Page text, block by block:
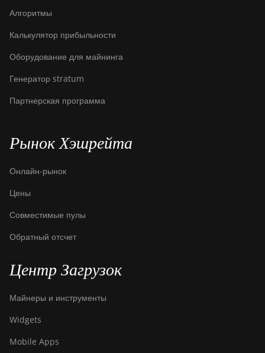
Алгоритмы
Калькулятор прибыльности
Оборудование для майнинга
Генератор stratum
Партнерская программа
Рынок Хэшрейта
Онлайн-рынок
Цены
Совместимые пулы
Обратный отсчет
Центр Загрузок
Майнеры и инструменты
Widgets
Mobile Apps